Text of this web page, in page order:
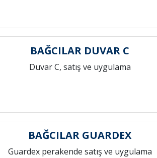
BAĞCILAR DUVAR C
Duvar C, satış ve uygulama
BAĞCILAR GUARDEX
Guardex perakende satış ve uygulama